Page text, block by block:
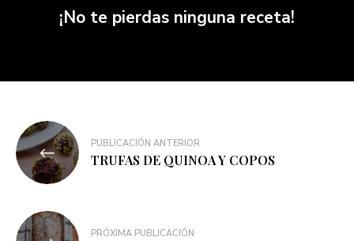
¡No te pierdas ninguna receta!
PUBLICACIÓN ANTERIOR
TRUFAS DE QUINOA Y COPOS
PRÓXIMA PUBLICACIÓN